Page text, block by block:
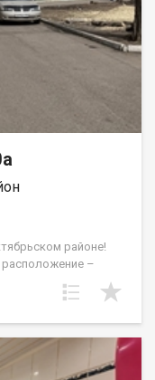
районе!
расположение –
игровыми
в сквере
в 10 минутах до
транспортная